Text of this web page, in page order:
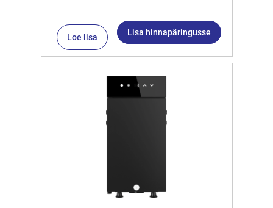
Loe lisa Lisa hinnapäringusse